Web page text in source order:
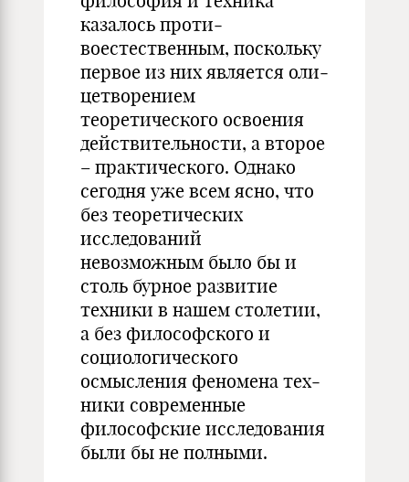
казалось проти­
воестественным, поскольку
первое из них является оли­
цетворением
теоретического освоения
действительности, а второе
– практического. Однако
сегодня уже всем ясно, что
без теоретических
исследований
невозможным было бы и
столь бурное развитие
техники в нашем столетии,
а без фи­лософского и
социологического
осмысления феномена тех­
ники современные
философские исследования
были бы не полными.